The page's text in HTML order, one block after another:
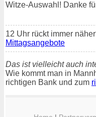
Witze-Auswahl! Danke
12 Uhr rückt immer
Mittagsangebote
Das ist vielleicht auch
Wie kommt man in
richtigen Bank und zum